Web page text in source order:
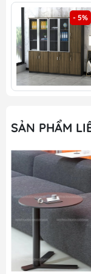
Bàn cafe
Bàn
Bàn cafe
Bàn cafe
Bàn cafe
- 5%
SẢN PHẨM